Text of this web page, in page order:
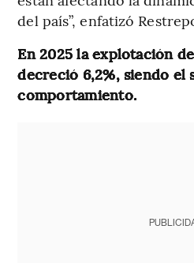
del país”, enfatizó
En 2025 la explotación
decreció 6,2%, siendo el
comportamiento.